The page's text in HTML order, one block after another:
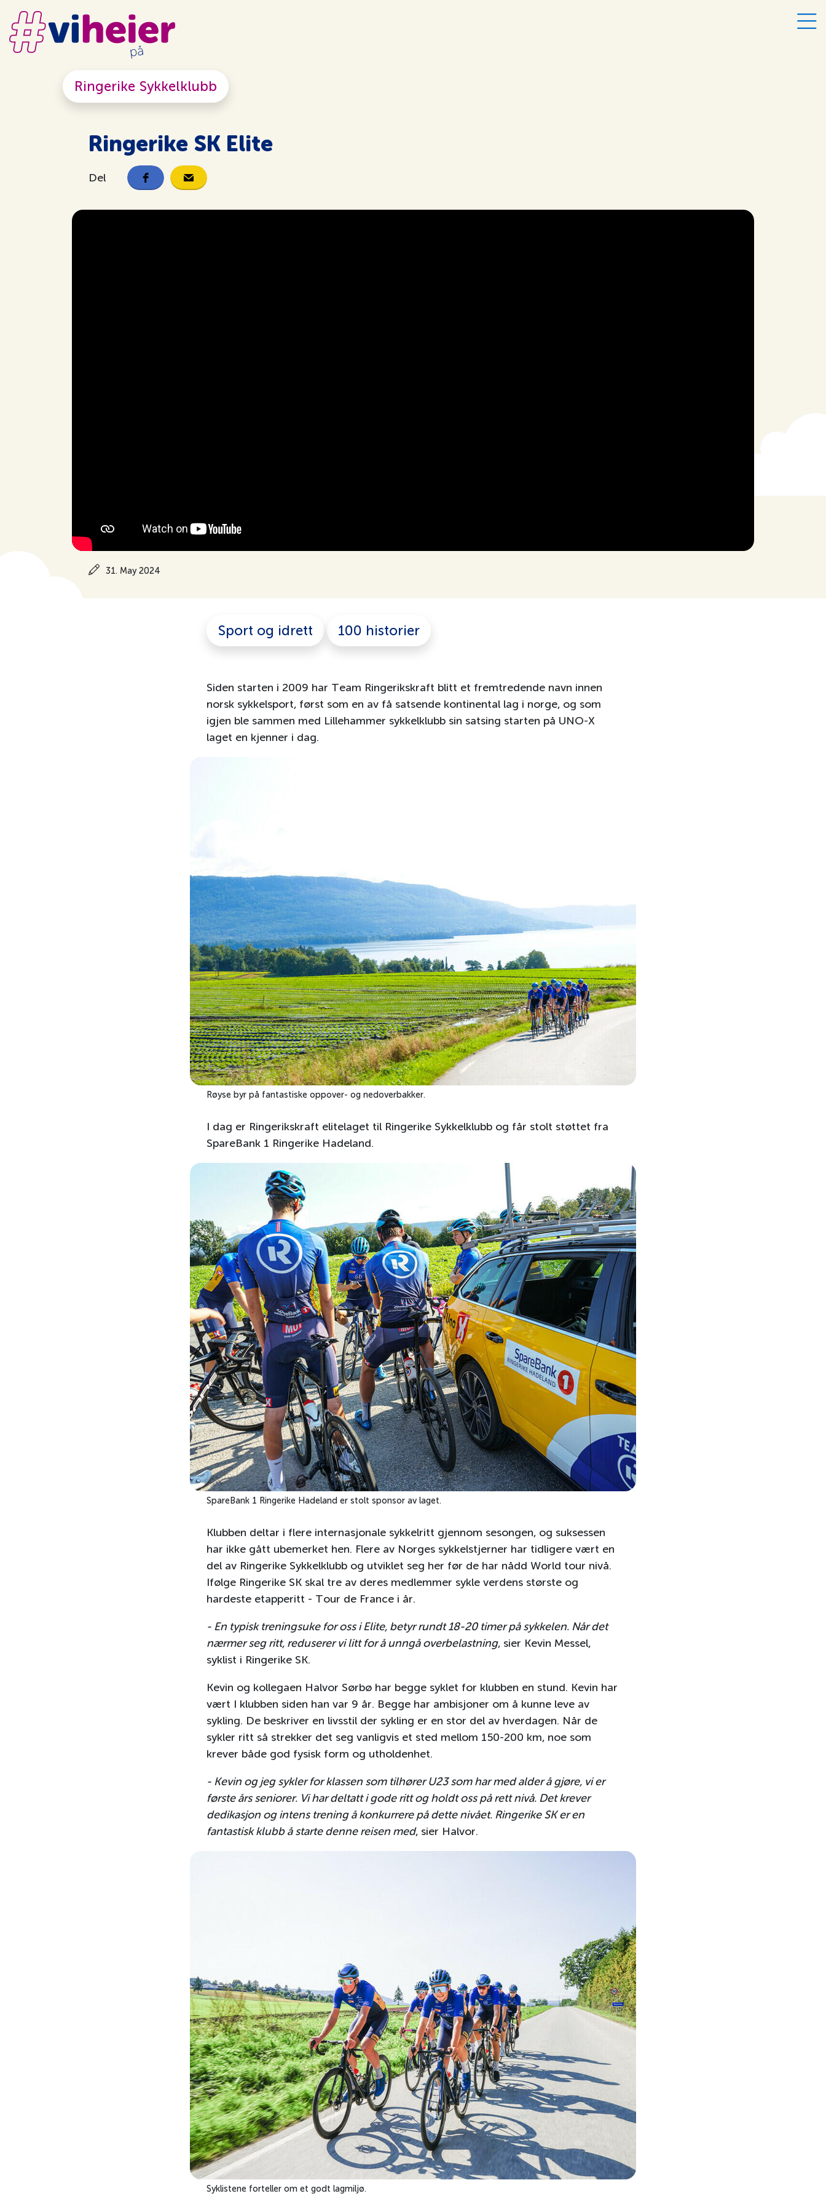
Ringerike Sykkelklubb
Ringerike SK Elite
Del
31. May 2024
Sport og idrett 100 historier
Siden starten i 2009 har Team Ringerikskraft blitt et fremtredende navn innen
norsk sykkelsport, først som en av få satsende kontinental lag i norge, og som
igjen ble sammen med Lillehammer sykkelklubb sin satsing starten på UNO-X
laget en kjenner i dag.
Røyse byr på fantastiske oppover- og nedoverbakker.
I dag er Ringerikskraft elitelaget til Ringerike Sykkelklubb og får stolt støttet fra
SpareBank 1 Ringerike Hadeland.
SpareBank 1 Ringerike Hadeland er stolt sponsor av laget.
Klubben deltar i flere internasjonale sykkelritt gjennom sesongen, og suksessen
har ikke gått ubemerket hen. Flere av Norges sykkelstjerner har tidligere vært en
del av Ringerike Sykkelklubb og utviklet seg her før de har nådd World tour nivå.
Ifølge Ringerike SK skal tre av deres medlemmer sykle verdens største og
hardeste etapperitt - Tour de France i år.
- En typisk treningsuke for oss i Elite, betyr rundt 18-20 timer på sykkelen. Når det
nærmer seg ritt, reduserer vi litt for å unngå overbelastning, sier Kevin Messel,
syklist i Ringerike SK.
Kevin og kollegaen Halvor Sørbø har begge syklet for klubben en stund. Kevin har
vært I klubben siden han var 9 år. Begge har ambisjoner om å kunne leve av
sykling. De beskriver en livsstil der sykling er en stor del av hverdagen. Når de
sykler ritt så strekker det seg vanligvis et sted mellom 150-200 km, noe som
krever både god fysisk form og utholdenhet.
- Kevin og jeg sykler for klassen som tilhører U23 som har med alder å gjøre, vi er
første års seniorer. Vi har deltatt i gode ritt og holdt oss på rett nivå. Det krever
dedikasjon og intens trening å konkurrere på dette nivået. Ringerike SK er en
fantastisk klubb å starte denne reisen med, sier Halvor.
Syklistene forteller om et godt lagmiljø.
100 historier
Talentstipend
Fellesprosjekt
Om Vi Heier
Tips oss Artikler Cookies og personvern
Veien til VM